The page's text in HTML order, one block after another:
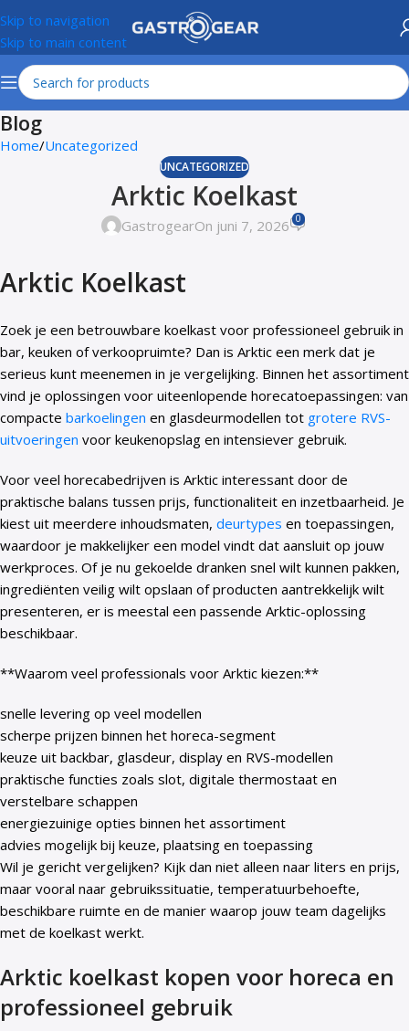
Skip to navigation
Skip to main content
Blog
Home Uncategorized
UNCATEGORIZED
Arktic Koelkast
GastrogearOn juni 7, 2026 0
Arktic Koelkast
Zoek je een betrouwbare koelkast voor professioneel gebruik in
bar, keuken of verkoopruimte? Dan is Arktic een merk dat je
serieus kunt meenemen in je vergelijking. Binnen het assortiment
vind je oplossingen voor uiteenlopende horecatoepassingen: van
compacte barkoelingen en glasdeurmodellen tot grotere RVS-
uitvoeringen voor keukenopslag en intensiever gebruik.
Voor veel horecabedrijven is Arktic interessant door de
praktische balans tussen prijs, functionaliteit en inzetbaarheid. Je
kiest uit meerdere inhoudsmaten, deurtypes en toepassingen,
waardoor je makkelijker een model vindt dat aansluit op jouw
werkproces. Of je nu gekoelde dranken snel wilt kunnen pakken,
ingrediënten veilig wilt opslaan of producten aantrekkelijk wilt
presenteren, er is meestal een passende Arktic-oplossing
beschikbaar.
**Waarom veel professionals voor Arktic kiezen:**
snelle levering op veel modellen
scherpe prijzen binnen het horeca-segment
keuze uit backbar, glasdeur, display en RVS-modellen
praktische functies zoals slot, digitale thermostaat en
verstelbare schappen
energiezuinige opties binnen het assortiment
advies mogelijk bij keuze, plaatsing en toepassing
Wil je gericht vergelijken? Kijk dan niet alleen naar liters en prijs,
maar vooral naar gebruikssituatie, temperatuurbehoefte,
beschikbare ruimte en de manier waarop jouw team dagelijks
met de koelkast werkt.
Arktic koelkast kopen voor horeca en
professioneel gebruik